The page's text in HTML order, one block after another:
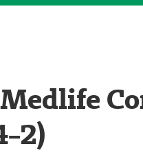
2)